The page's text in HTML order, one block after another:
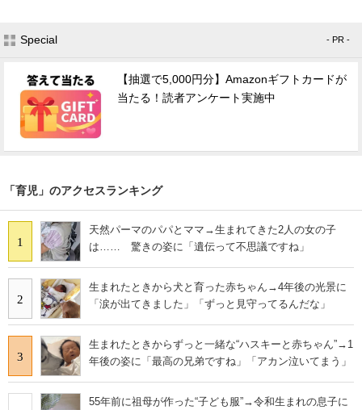
Special - PR -
【抽選で5,000円分】Amazonギフトカードが
当たる！読者アンケート実施中
「育児」のアクセスランキング
1
天然パーマのパパとママ→生まれてきた2人の女の子
は…… 驚きの姿に「遺伝って不思議ですね」
2
生まれたときから犬と育った赤ちゃん→4年後の光景に
「涙が出てきました」「ずっと見守ってるんだな」
3
生まれたときからずっと一緒な“ハスキーと赤ちゃん”→1
年後の姿に「最高の兄弟ですね」「アカン泣いてまう」
55年前に祖母が作った“子ども服”→令和生まれの息子に